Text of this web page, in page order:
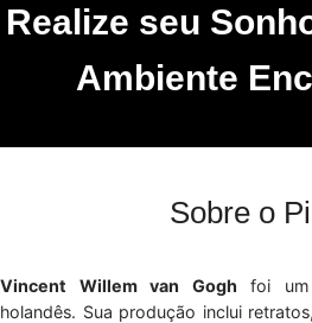
Realize seu
Ambiente
Sobre o
Vincent Willem van Gogh foi um
holandês. Sua produção inclui